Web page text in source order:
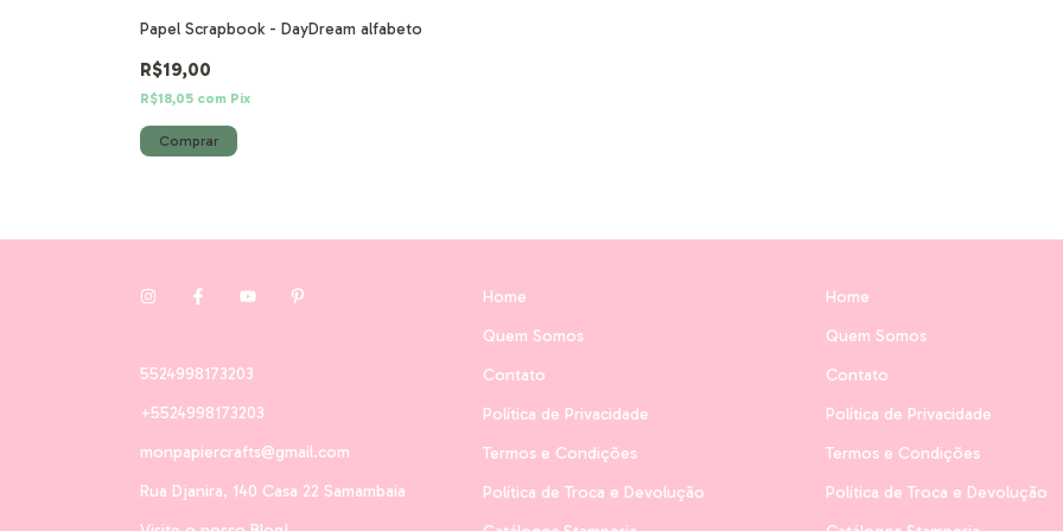
Papel Scrapbook - DayDream alfabeto
R$19,00
R$18,05 com Pix
5524998173203
+5524998173203
monpapiercrafts@gmail.com
Rua Djanira, 140 Casa 22 Samambaia
Home
Quem Somos
Contato
Política de Privacidade
Termos e Condições
Política de Troca e Devolução
Home
Quem Somos
Contato
Política de Privacidade
Termos e Condições
Política de Troca e Devolução